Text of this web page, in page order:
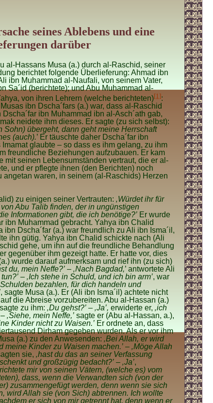
seines Ablebens und eine
darüber
al-Hassans Musa (a.) durch al-Raschid, seiner
berichtet folgende Überlieferung: Ahmad ibn
ibn Muhammad al-Naufali, von seinem Vater,
Sa´id (berichtete); und Abu Muhammad al-
von ihren Lehrern (welche berichteten)[1]:
ibn Dscha´fars (a.) war, dass al-Raschid
ibn Muhammad ibn al-Asch´ath gab,
neidete ihm dieses. Er sagte (zu sich selbst):
Sohn) übergeht, dann geht meine Herrschaft
(auch).’ Er täuschte daher Dscha´far ibn
glaubte – so dass es ihm gelang, zu ihm
freundliche Beziehungen aufzubauen. Er kam
mit seinen Lebensumständen vertraut, die er al-
und er pflegte ihnen (den Berichten) noch
angetan waren, in seinem (al-Raschids) Herzen
zu einigen seiner Vertrauten: ‚Würdet ihr für
Abu Talib finden, der in ungünstigen
Informationen gibt, die ich benötige?’ Er wurde
ibn Muhammad gebracht. Yahya ibn Chalid
ibn Dscha´far (a.) war freundlich zu Ali ibn Isma´il,
ihn gütig. Yahya ibn Chalid schickte nach (Ali
gehe, um ihn auf die freundliche Behandlung
gegenüber ihm gezeigt hatte. Er hatte vor, dies
wurde darauf aufmerksam und rief ihn (zu sich)
du, mein Neffe?’ – ‚Nach Bagdad,’ antwortete Ali
– ‚Ich stehe in Schuld, und ich bin arm’, war
bezahlen, für dich handeln und
, sagte Musa (a.). Er (Ali ibn Isma´il) achtete nicht
die Abreise vorzubereiten. Abu al-Hassan (a.)
zu ihm: ‚Du gehst?’ – ‚Ja’, erwiderte er, ‚ich
– ‚Siehe, mein Neffe,’ sagte er (Abu al-Hassan, a.),
Kinder nicht zu Waisen.’ Er ordnete an, dass
Dirham gegeben wurden. Als er vor ihm
(a.) zu den Anwesenden: ‚Bei Allah, er wird
meine Kinder zu Waisen machen.’ – ‚Möge Allah
sie, ‚hast du das an seiner Verfassung
und großzügig bedacht?’ – ‚Ja’,
mir von seinen Vätern, (welche es) vom
dass, wenn die Verwandten sich (von der
zusammengefügt werden, denn wenn sie sich
wird Allah sie (von Sich) abtrennen. Ich wollte
er sich von mir getrennt hat, denn wenn er